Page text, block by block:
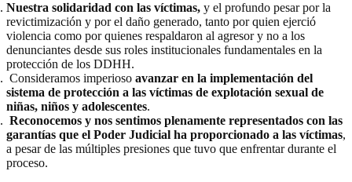
Nuestra solidaridad con las víctimas, y el profundo pesar por la
revictimización y por el daño generado, tanto por quien ejerció
violencia como por quienes respaldaron al agresor y no a los
denunciantes desde sus roles institucionales fundamentales en la
protección de los DDHH.
Consideramos imperioso avanzar en la implementación del
sistema de protección a las víctimas de explotación sexual de
niñas, niños y adolescentes.
Reconocemos y nos sentimos plenamente representados con las
garantías que el Poder Judicial ha proporcionado a las víctimas,
a pesar de las múltiples presiones que tuvo que enfrentar durante el
proceso.